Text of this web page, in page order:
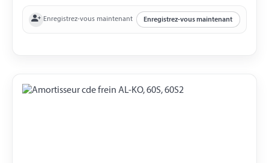
Enregistrez-vous maintenant Enregistrez-vous maintenant